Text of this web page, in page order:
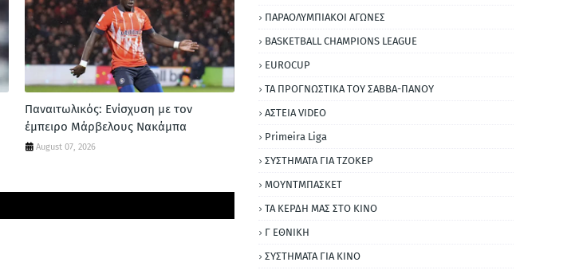
Παναιτωλικός: Ενίσχυση με τον
έμπειρο Μάρβελους Νακάμπα
August 07, 2026
ΠΑΡΑΟΛΥΜΠΙΑΚΟΙ ΑΓΩΝΕΣ
BASKETBALL CHAMPIONS LEAGUE
EUROCUP
ΤΑ ΠΡΟΓΝΩΣΤΙΚΑ ΤΟΥ ΣΑΒΒΑ-ΠΑΝΟΥ
ΑΣΤΕΙΑ VIDEO
Primeira Liga
ΣΥΣΤΗΜΑΤΑ ΓΙΑ ΤΖΟΚΕΡ
ΜΟΥΝΤΜΠΑΣΚΕΤ
ΤΑ ΚΕΡΔΗ ΜΑΣ ΣΤΟ ΚΙΝΟ
Γ ΕΘΝΙΚΗ
ΣΥΣΤΗΜΑΤΑ ΓΙΑ ΚΙΝΟ